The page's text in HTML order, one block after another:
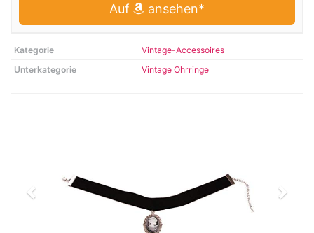
Auf ansehen*
Kategorie
Vintage-Accessoires
Unterkategorie
Vintage Ohrringe